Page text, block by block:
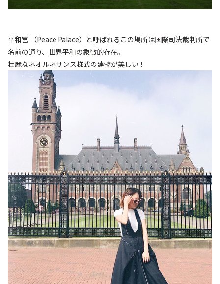
平和宮 （Peace Palace）と呼ばれるこの場所は国際司法裁判所で
名前の通り、世界平和の象徴的存在。
壮麗なネオルネサンス様式の建物が美しい！